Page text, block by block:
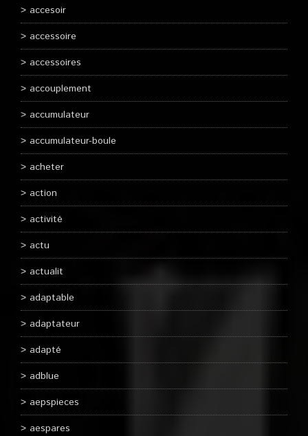
accesoir
accessoire
accessoires
accouplement
accumulateur
accumulateur-boule
acheter
action
activité
actu
actualit
adaptable
adaptateur
adapté
adblue
aepspieces
aespares